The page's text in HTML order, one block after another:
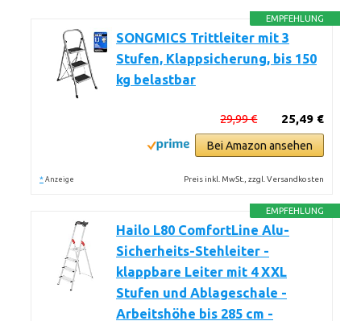
EMPFEHLUNG
SONGMICS Trittleiter mit 3
Stufen, Klappsicherung, bis 150
kg belastbar
25,49 €
29,99 €
Bei Amazon ansehen
* Anzeige Preis inkl. MwSt., zzgl. Versandkosten
EMPFEHLUNG
Hailo L80 ComfortLine Alu-
Sicherheits-Stehleiter -
klappbare Leiter mit 4 XXL
Stufen und Ablageschale -
Arbeitshöhe bis 285 cm -